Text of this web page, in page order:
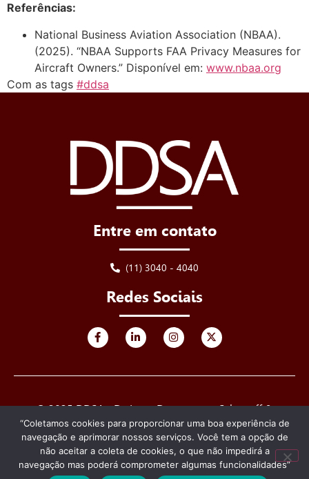
Referências:
National Business Aviation Association (NBAA).
(2025). “NBAA Supports FAA Privacy Measures for
Aircraft Owners.” Disponível em: www.nbaa.org
Com as tags #ddsa
Entre em contato
(11) 3040 - 4040
Redes Sociais
© 2025 DDSA - De Luca, Derenusson, Schuttoff &
Advogados. Todos os direitos reservados.
Criado e desenvolvido por
“Coletamos cookies para proporcionar uma boa experiência de
navegação e aprimorar nossos serviços. Você tem a opção de
não aceitar a coleta de cookies, o que não impedirá a
navegação mas poderá comprometer algumas funcionalidades”